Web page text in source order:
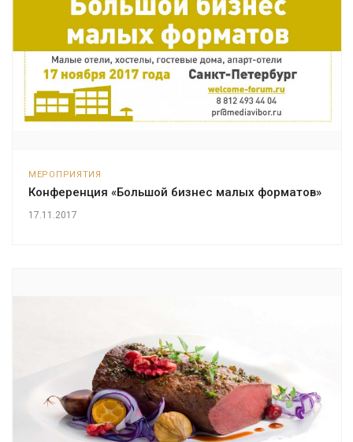
МЕРОПРИЯТИЯ
Конференция «Большой бизнес малых форматов»
17.11.2017